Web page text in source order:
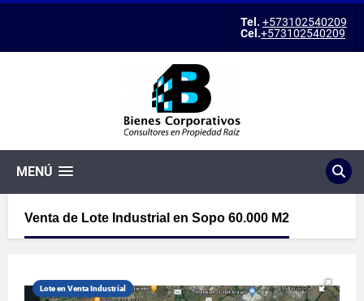
Tel. +573102540209
Cel.+573102540209
MENÚ
Venta de Lote Industrial en Sopo 60.000 M2
Lote en Venta Industrial